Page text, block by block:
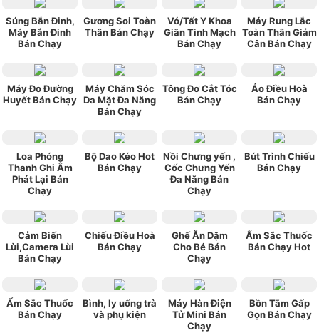
Súng Bắn Đinh,
Máy Bắn Đinh
Bán Chạy
Gương Soi Toàn
Thân Bán Chạy
Vớ/Tất Y Khoa
Giãn Tinh Mạch
Bán Chạy
Máy Rung Lắc
Toàn Thân Giảm
Cân Bán Chạy
Máy Đo Đường
Huyết Bán Chạy
Máy Chăm Sóc
Da Mặt Đa Năng
Bán Chạy
Tông Đơ Cắt Tóc
Bán Chạy
Áo Điều Hoà
Bán Chạy
Loa Phóng
Thanh Ghi Âm
Phát Lại Bán
Chạy
Bộ Dao Kéo Hot
Bán Chạy
Nồi Chưng yến ,
Cốc Chưng Yến
Đa Năng Bán
Chạy
Bút Trình Chiếu
Bán Chạy
Cảm Biến
Lùi,Camera Lùi
Bán Chạy
Chiếu Điều Hoà
Bán Chạy
Ghế Ăn Dặm
Cho Bé Bán
Chạy
Ấm Sắc Thuốc
Bán Chạy Hot
Ấm Sắc Thuốc
Bán Chạy
Bình, ly uống trà
và phụ kiện
Máy Hàn Điện
Tử Mini Bán
Chạy
Bồn Tắm Gấp
Gọn Bán Chạy